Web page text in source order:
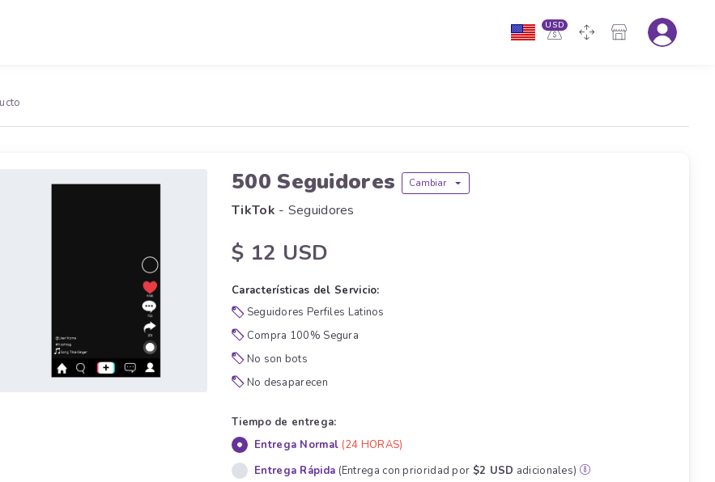
USD
500 Seguidores Cambiar
TikTok - Seguidores
$ 12 USD
Características del Servicio:
Seguidores Perfiles Latinos
Compra 100% Segura
No son bots
No desaparecen
Tiempo de entrega:
Entrega Normal (24 HORAS)
Entrega Rápida (Entrega con prioridad por $2 USD adicionales)